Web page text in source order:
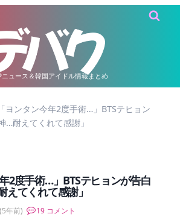
ニュース＆韓国アイドル情報まとめ
「ヨンタン今年2度手術…」BTSテヒョン
…耐えてくれて感謝」
2度手術…」BTSテヒョンが告白
えてくれて感謝」
(5年前) 19 コメント